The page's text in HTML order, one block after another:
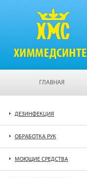
ГЛАВНАЯ
ДЕЗИНФЕКЦИЯ
ОБРАБОТКА РУК
МОЮЩИЕ СРЕДСТВА